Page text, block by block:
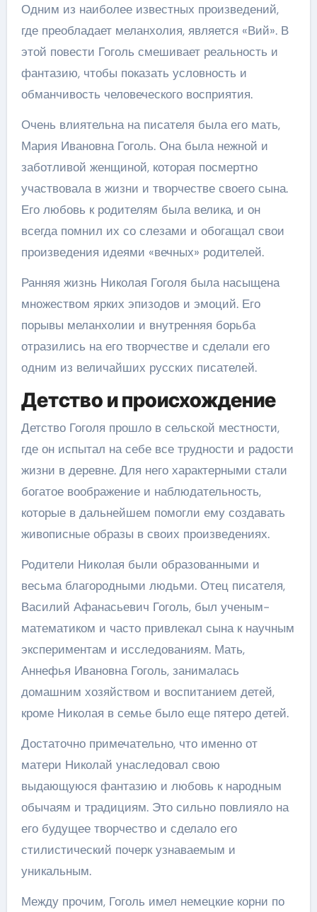
Одним из наиболее известных произведений,
где преобладает меланхолия, является «Вий». В
этой повести Гоголь смешивает реальность и
фантазию, чтобы показать условность и
обманчивость человеческого восприятия.
Очень влиятельна на писателя была его мать,
Мария Ивановна Гоголь. Она была нежной и
заботливой женщиной, которая посмертно
участвовала в жизни и творчестве своего сына.
Его любовь к родителям была велика, и он
всегда помнил их со слезами и обогащал свои
произведения идеями «вечных» родителей.
Ранняя жизнь Николая Гоголя была насыщена
множеством ярких эпизодов и эмоций. Его
порывы меланхолии и внутренняя борьба
отразились на его творчестве и сделали его
одним из величайших русских писателей.
Детство и происхождение
Детство Гоголя прошло в сельской местности,
где он испытал на себе все трудности и радости
жизни в деревне. Для него характерными стали
богатое воображение и наблюдательность,
которые в дальнейшем помогли ему создавать
живописные образы в своих произведениях.
Родители Николая были образованными и
весьма благородными людьми. Отец писателя,
Василий Афанасьевич Гоголь, был ученым-
математиком и часто привлекал сына к научным
экспериментам и исследованиям. Мать,
Аннефья Ивановна Гоголь, занималась
домашним хозяйством и воспитанием детей,
кроме Николая в семье было еще пятеро детей.
Достаточно примечательно, что именно от
матери Николай унаследовал свою
выдающуюся фантазию и любовь к народным
обычаям и традициям. Это сильно повлияло на
его будущее творчество и сделало его
стилистический почерк узнаваемым и
уникальным.
Между прочим, Гоголь имел немецкие корни по